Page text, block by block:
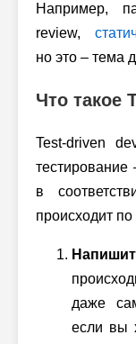
Например,
review,
но это – тема
Что такое
Test-driven
тестирование
в
происходит
даже
если вы